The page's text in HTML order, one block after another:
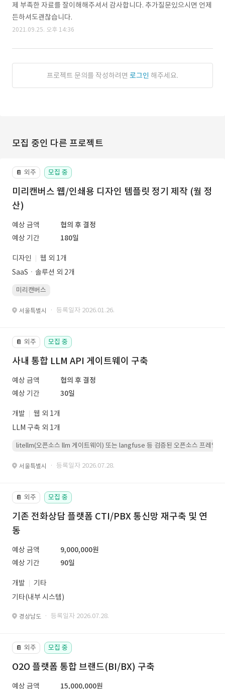
제 부족한 자료를 잘이해해주셔서 감사합니다. 추가질문있으시면 언제
든하셔도괜찮습니다.
2021.09.25. 오후 14:36
프로젝트 문의를 작성하려면 로그인 해주세요.
모집 중인 다른 프로젝트
📔 외주 모집 중
미리캔버스 웹/인쇄용 디자인 템플릿 정기 제작 (월 정
산)
예상 금액
협의 후 결정
예상 기간
180일
디자인
웹 외 1개
SaaSㆍ솔루션 외 2개
미리캔버스
서울특별시 · 등록일자 2026.01.26.
📔 외주 모집 중
사내 통합 LLM API 게이트웨이 구축
예상 금액
협의 후 결정
예상 기간
30일
개발
웹 외 1개
LLM 구축 외 1개
litellm(오픈소스 llm 게이트웨이) 또는 langfuse 등 검증된 오픈소스 프레임워
서울특별시 · 등록일자 2026.07.28.
📔 외주 모집 중
기존 전화상담 플랫폼 CTI/PBX 통신망 재구축 및 연
동
예상 금액
9,000,000원
예상 기간
90일
개발
기타
기타(내부 시스템)
경상남도 · 등록일자 2026.07.28.
📔 외주 모집 중
O2O 플랫폼 통합 브랜드(BI/BX) 구축
예상 금액
15,000,000원